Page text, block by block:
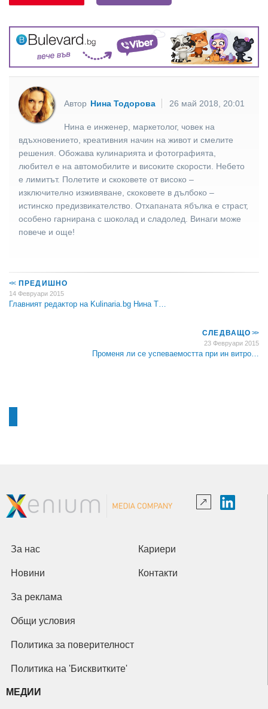
Автор Нина Тодорова 26 май 2018, 20:01
Нина е инженер, маркетолог, човек на
вдъхновението, креативния начин на живот и смелите
решения. Обожава кулинарията и фотографията,
любител е на автомобилите и високите скорости. Небето
е лимитът. Полетите и скоковете от високо –
изключително изживяване, скоковете в дълбоко –
истинско предизвикателство. Отхапаната ябълка е страст,
особено гарнирана с шоколад и сладолед. Винаги може
повече и още!
<<ПРЕДИШНО
14 Февруари 2015
Главният редактор на Kulinaria.bg Нина Т…
СЛЕДВАЩО>>
23 Февруари 2015
Променя ли се успеваемостта при ин витро…
За нас Кариери
Новини Контакти
За реклама
Общи условия
Политика за поверителност
Политика на 'Бисквитките'
МЕДИИ